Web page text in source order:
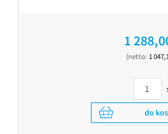
1
(netto: 1
do